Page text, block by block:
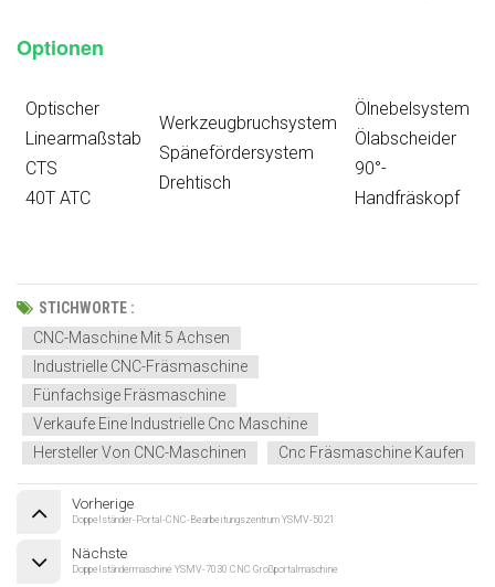
Optionen
Optischer
Linearmaßstab
CTS
40T ATC
Werkzeugbruchsystem
Spänefördersystem
Drehtisch
Ölnebelsystem
Ölabscheider
90°-
Handfräskopf
STICHWORTE :
CNC-Maschine Mit 5 Achsen
Industrielle CNC-Fräsmaschine
Fünfachsige Fräsmaschine
Verkaufe Eine Industrielle Cnc Maschine
Hersteller Von CNC-Maschinen
Cnc Fräsmaschine Kaufen
Vorherige
Doppelständer-Portal-CNC-Bearbeitungszentrum YSMV-5021
Nächste
Doppelständermaschine YSMV-7030 CNC Großportalmaschine